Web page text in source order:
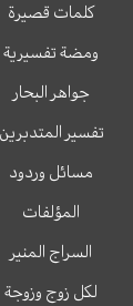
كلمات قصيرة
ومضة تفسيرية
جواهر البحار
تفسير المتدبرين
مسائل وردود
المؤلفات
السراج المنير
لكل زوج وزوجة